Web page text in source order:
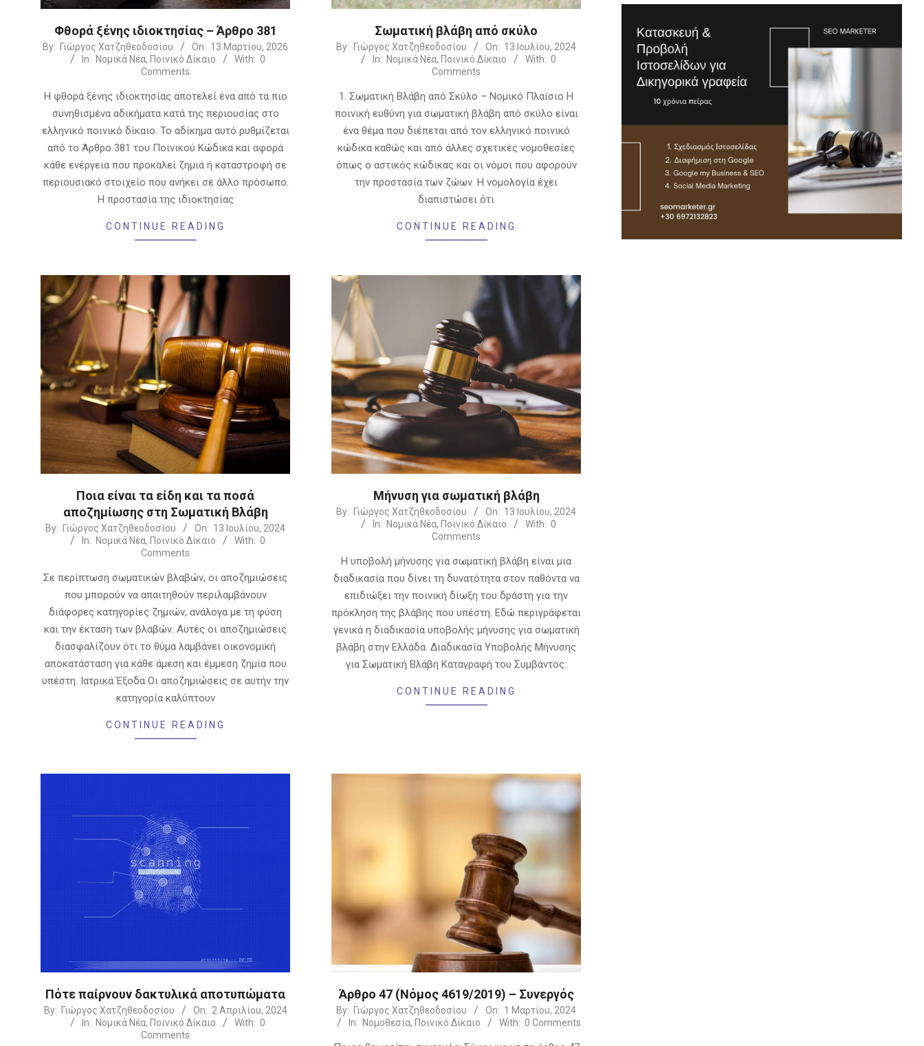
Φθορά ξένης ιδιοκτησίας – Άρθρο 381
2026-
By: Γιώργος Χατζηθεοδοσίου On: 13 Μαρτίου, 2026
In: Νομικά Νέα, Ποινικό Δίκαιο With: 0
Comments
Η φθορά ξένης ιδιοκτησίας αποτελεί ένα από τα πιο
συνηθισμένα αδικήματα κατά της περιουσίας στο
ελληνικό ποινικό δίκαιο. Το αδίκημα αυτό ρυθμίζεται
από το Άρθρο 381 του Ποινικού Κώδικα και αφορά
κάθε ενέργεια που προκαλεί ζημιά ή καταστροφή σε
περιουσιακό στοιχείο που ανήκει σε άλλο πρόσωπο.
Η προστασία της ιδιοκτησίας
CONTINUE READING
Σωματική βλάβη από σκύλο
2024-
By: Γιώργος Χατζηθεοδοσίου On: 13 Ιουλίου, 2024
In: Νομικά Νέα, Ποινικό Δίκαιο With: 0
Comments
1. Σωματική Βλάβη από Σκύλο – Νομικό Πλαίσιο Η
ποινική ευθύνη για σωματική βλάβη από σκύλο είναι
ένα θέμα που διέπεται από τον ελληνικό ποινικό
κώδικα καθώς και από άλλες σχετικές νομοθεσίες
όπως ο αστικός κώδικας και οι νόμοι που αφορούν
την προστασία των ζώων. Η νομολογία έχει
διαπιστώσει ότι
CONTINUE READING
Ποια είναι τα είδη και τα ποσά
αποζημίωσης στη Σωματική Βλάβη
2024-
By: Γιώργος Χατζηθεοδοσίου On: 13 Ιουλίου, 2024
In: Νομικά Νέα, Ποινικό Δίκαιο With: 0
Comments
Σε περίπτωση σωματικών βλαβών, οι αποζημιώσεις
που μπορούν να απαιτηθούν περιλαμβάνουν
διάφορες κατηγορίες ζημιών, ανάλογα με τη φύση
και την έκταση των βλαβών. Αυτές οι αποζημιώσεις
διασφαλίζουν ότι το θύμα λαμβάνει οικονομική
αποκατάσταση για κάθε άμεση και έμμεση ζημία που
υπέστη. Ιατρικά Έξοδα Οι αποζημιώσεις σε αυτήν την
κατηγορία καλύπτουν
CONTINUE READING
Μήνυση για σωματική βλάβη
2024-
By: Γιώργος Χατζηθεοδοσίου On: 13 Ιουλίου, 2024
In: Νομικά Νέα, Ποινικό Δίκαιο With: 0
Comments
Η υποβολή μήνυσης για σωματική βλάβη είναι μια
διαδικασία που δίνει τη δυνατότητα στον παθόντα να
επιδιώξει την ποινική δίωξη του δράστη για την
πρόκληση της βλάβης που υπέστη. Εδώ περιγράφεται
γενικά η διαδικασία υποβολής μήνυσης για σωματική
βλάβη στην Ελλάδα. Διαδικασία Υποβολής Μήνυσης
για Σωματική Βλάβη Καταγραφή του Συμβάντος:
CONTINUE READING
Πότε παίρνουν δακτυλικά αποτυπώματα
2024-
By: Γιώργος Χατζηθεοδοσίου On: 2 Απριλίου, 2024
In: Νομικά Νέα, Ποινικό Δίκαιο With: 0
Comments
Άρθρο 47 (Νόμος 4619/2019) – Συνεργός
2024-
03-
By: Γιώργος Χατζηθεοδοσίου On: 1 Μαρτίου, 2024
In: Νομοθεσία, Ποινικό Δίκαιο With: 0 Comments